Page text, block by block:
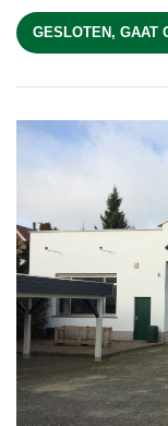
GESLOTEN, GAAT